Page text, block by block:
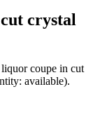
crystal
coupe in cut
available).